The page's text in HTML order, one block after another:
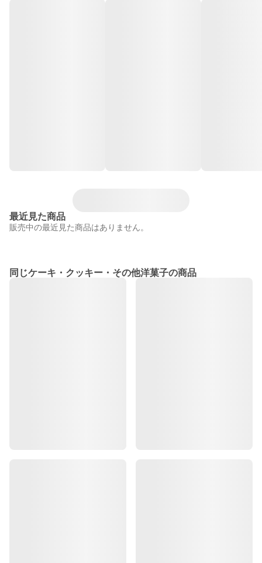
最近見た商品
販売中の最近見た商品はありません。
同じケーキ・クッキー・その他洋菓子の商品